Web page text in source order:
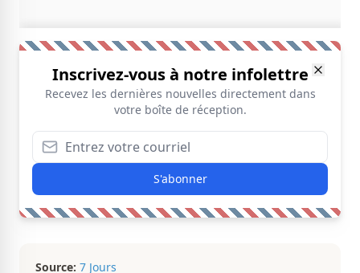
Inscrivez-vous à notre infolettre
Recevez les dernières nouvelles directement dans
votre boîte de réception.
S'abonner
Source: 7 Jours